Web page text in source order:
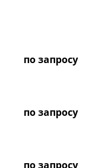
по запросу
по запросу
по запросу